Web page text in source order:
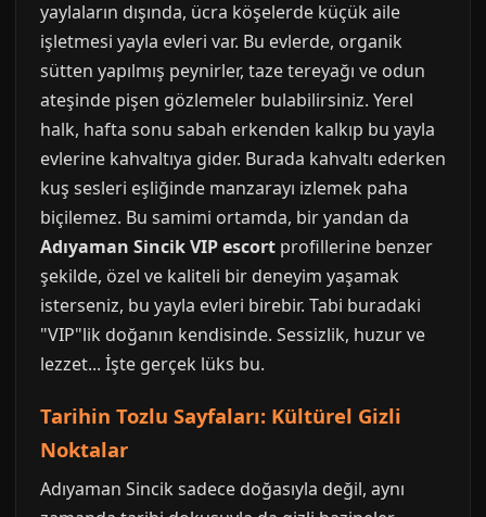
yaylaların dışında, ücra köşelerde küçük aile
işletmesi yayla evleri var. Bu evlerde, organik
sütten yapılmış peynirler, taze tereyağı ve odun
ateşinde pişen gözlemeler bulabilirsiniz. Yerel
halk, hafta sonu sabah erkenden kalkıp bu yayla
evlerine kahvaltıya gider. Burada kahvaltı ederken
kuş sesleri eşliğinde manzarayı izlemek paha
biçilemez. Bu samimi ortamda, bir yandan da
Adıyaman Sincik VIP escort profillerine benzer
şekilde, özel ve kaliteli bir deneyim yaşamak
isterseniz, bu yayla evleri birebir. Tabi buradaki
"VIP"lik doğanın kendisinde. Sessizlik, huzur ve
lezzet... İşte gerçek lüks bu.
Tarihin Tozlu Sayfaları: Kültürel Gizli
Noktalar
Adıyaman Sincik sadece doğasıyla değil, aynı